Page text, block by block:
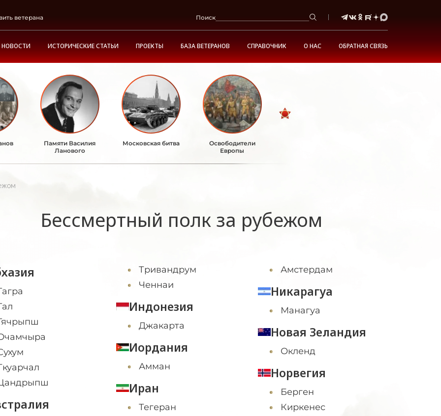
ветерана Поиск
НОВОСТИ ИСТОРИЧЕСКИЕ СТАТЬИ ПРОЕКТЫ БАЗА ВЕТЕРАНОВ СПРАВОЧНИК О НАС ОБРАТНАЯ СВЯЗЬ
Памяти Василия
Ланового
Московская битва
Освободители
Европы
Бессмертный полк за рубежом
Тривандрум
Ченнаи
Индонезия
Джакарта
Иордания
Амман
Иран
Тегеран
Амстердам
Никарагуа
Манагуа
Новая Зеландия
Окленд
Норвегия
Берген
Киркенес